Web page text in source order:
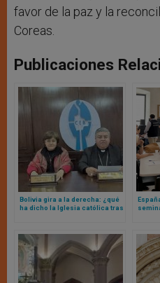
favor de la paz y la
Coreas.
Publicaciones
Bolivia gira a la derecha: ¿qué
ha dicho la Iglesia católica tras